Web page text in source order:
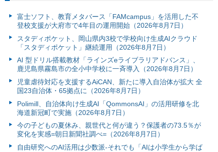
富⼠ソフト、教育メタバース「FAMcampus」を活用した不
登校支援が大府市で4年目の運用開始（2026年8月7日）
スタディポケット、岡山県内3校で学校向け生成AIクラウド
「スタディポケット」継続運用（2026年8月7日）
AI 型ドリル搭載教材「ラインズeライブラリアドバンス」、
鹿児島県霧島市の全小中学校に一斉導入（2026年8月7日）
児童虐待対応を支援するAiCAN、新たに導入自治体が拡大 全
国23自治体・65拠点に（2026年8月7日）
Polimill、自治体向け生成AI「QommonsAI」の活用研修を北
海道新冠町で実施（2026年8月7日）
今の子どもの夏休み、親世代と何が違う？保護者の73.5％が
変化を実感=朝日新聞社調べ=（2026年8月7日）
自由研究へのAI活用は少数派-それでも「AIは小学生から学ば